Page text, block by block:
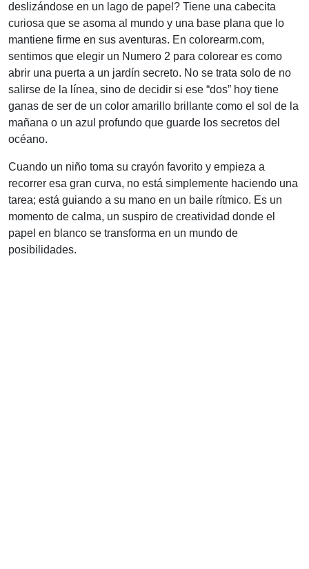
deslizándose en un lago de papel? Tiene una cabecita
curiosa que se asoma al mundo y una base plana que lo
mantiene firme en sus aventuras. En colorearm.com,
sentimos que elegir un Numero 2 para colorear es como
abrir una puerta a un jardín secreto. No se trata solo de no
salirse de la línea, sino de decidir si ese “dos” hoy tiene
ganas de ser de un color amarillo brillante como el sol de la
mañana o un azul profundo que guarde los secretos del
océano.
Cuando un niño toma su crayón favorito y empieza a
recorrer esa gran curva, no está simplemente haciendo una
tarea; está guiando a su mano en un baile rítmico. Es un
momento de calma, un suspiro de creatividad donde el
papel en blanco se transforma en un mundo de
posibilidades.